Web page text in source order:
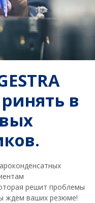
в
решит проблемы
ждем ваших резюме!